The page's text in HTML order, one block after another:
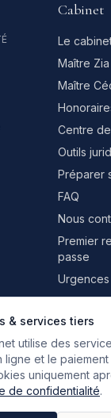
& services tiers
utilise des
ligne et le
uniquement
de confidentialité.
Cabinet
Le
Maître
Maître
Centre
Outils
Préparer
FAQ
Nous
Premier
passe
Urgences
🇫🇷
Français
FR 🇬🇧